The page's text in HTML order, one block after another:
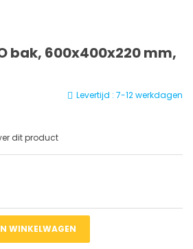
bak, 600x400x220 mm,
Levertijd : 7-12 werkdagen
dit product
WINKELWAGEN